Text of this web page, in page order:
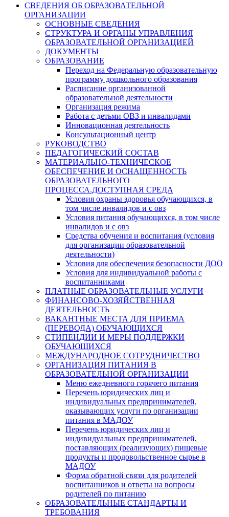
СВЕДЕНИЯ ОБ ОБРАЗОВАТЕЛЬНОЙ
ОРГАНИЗАЦИИ
ОСНОВНЫЕ СВЕДЕНИЯ
СТРУКТУРА И ОРГАНЫ УПРАВЛЕНИЯ
ОБРАЗОВАТЕЛЬНОЙ ОРГАНИЗАЦИЕЙ
ДОКУМЕНТЫ
ОБРАЗОВАНИЕ
Переход на Федеральную образовательную
программу дошкольного образования
Расписание организованной
образовательной деятельности
Организация режима
Работа с детьми ОВЗ и инвалидами
Инновационная деятельность
Консультационный центр
РУКОВОДСТВО
ПЕДАГОГИЧЕСКИЙ СОСТАВ
МАТЕРИАЛЬНО-ТЕХНИЧЕСКОЕ
ОБЕСПЕЧЕНИЕ И ОСНАЩЕННОСТЬ
ОБРАЗОВАТЕЛЬНОГО
ПРОЦЕССА.ДОСТУПНАЯ СРЕДА
Условия охраны здоровья обучающихся, в
том числе инвалидов и с овз
Условия питания обучающихся, в том числе
инвалидов и с овз
Средства обучения и воспитания (условия
для организации образовательной
деятельности)
Условия для обеспечения безопасности ДОО
Условия для индивидуальной работы с
воспитанниками
ПЛАТНЫЕ ОБРАЗОВАТЕЛЬНЫЕ УСЛУГИ
ФИНАНСОВО-ХОЗЯЙСТВЕННАЯ
ДЕЯТЕЛЬНОСТЬ
ВАКАНТНЫЕ МЕСТА ДЛЯ ПРИЕМА
(ПЕРЕВОДА) ОБУЧАЮЩИХСЯ
СТИПЕНДИИ И МЕРЫ ПОДДЕРЖКИ
ОБУЧАЮЩИХСЯ
МЕЖДУНАРОДНОЕ СОТРУДНИЧЕСТВО
ОРГАНИЗАЦИЯ ПИТАНИЯ В
ОБРАЗОВАТЕЛЬНОЙ ОРГАНИЗАЦИИ
Меню ежедневного горячего питания
Перечень юридических лиц и
индивидуальных предпринимателей,
оказывающих услуги по организации
питания в МАДОУ
Перечень юридических лиц и
индивидуальных предпринимателей,
поставляющих (реализующих) пищевые
продукты и продовольственное сырье в
МАДОУ
Форма обратной связи для родителей
воспитанников и ответы на вопросы
родителей по питанию
ОБРАЗОВАТЕЛЬНЫЕ СТАНДАРТЫ И
ТРЕБОВАНИЯ